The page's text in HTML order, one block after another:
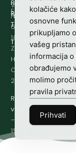
Vladimira
Nazora
63
10000
Zagreb,
Hrvatska
OIB-
28817560444
Radno
vrijeme:
–
15:00
ESBCHR22
Redakcija/
Računovodstvo:
Tajništvo: @slh
Telefon: +385
kolačiće
osnovne
prikupljamo
vašeg
informacija
obrađujemo
molimo
pravila
Prihvati